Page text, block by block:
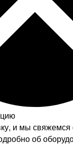
и мы свяжемся
об